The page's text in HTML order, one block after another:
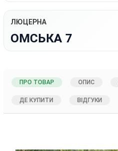
ЛЮЦЕРНА
ОМСЬКА 7
ПРО ТОВАР ОПИС
ДЕ КУПИТИ ВІДГУКИ